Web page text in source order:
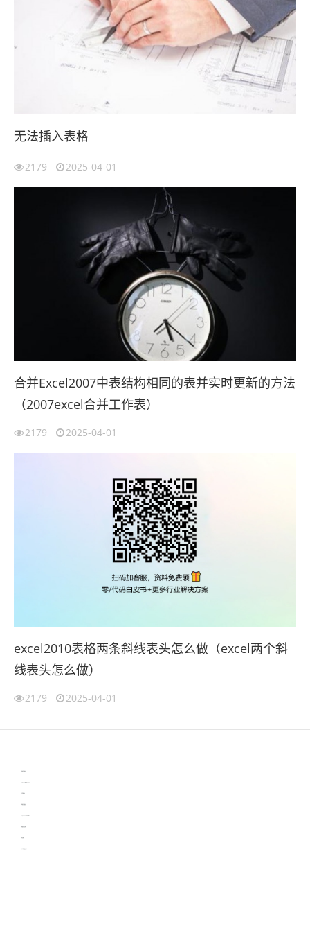
无法插入表格
2179 2025-04-01
合并Excel2007中表结构相同的表并实时更新的方法
（2007excel合并工作表）
2179 2025-04-01
excel2010表格两条斜线表头怎么做（excel两个斜
线表头怎么做）
2179 2025-04-01